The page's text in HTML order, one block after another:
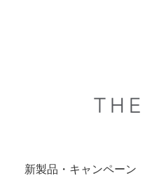
新製品・キャンペーン